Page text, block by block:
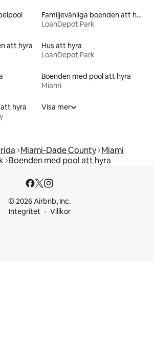
Familjevänliga boenden att hyra
LoanDepot Park
att hyra
Hus att hyra
LoanDepot Park
Boenden med pool att hyra
Miami
hyra
Visa mer
Miami-Dade County Miami
Boenden med pool att hyra
© 2026 Airbnb, Inc.
Integritet
Villkor